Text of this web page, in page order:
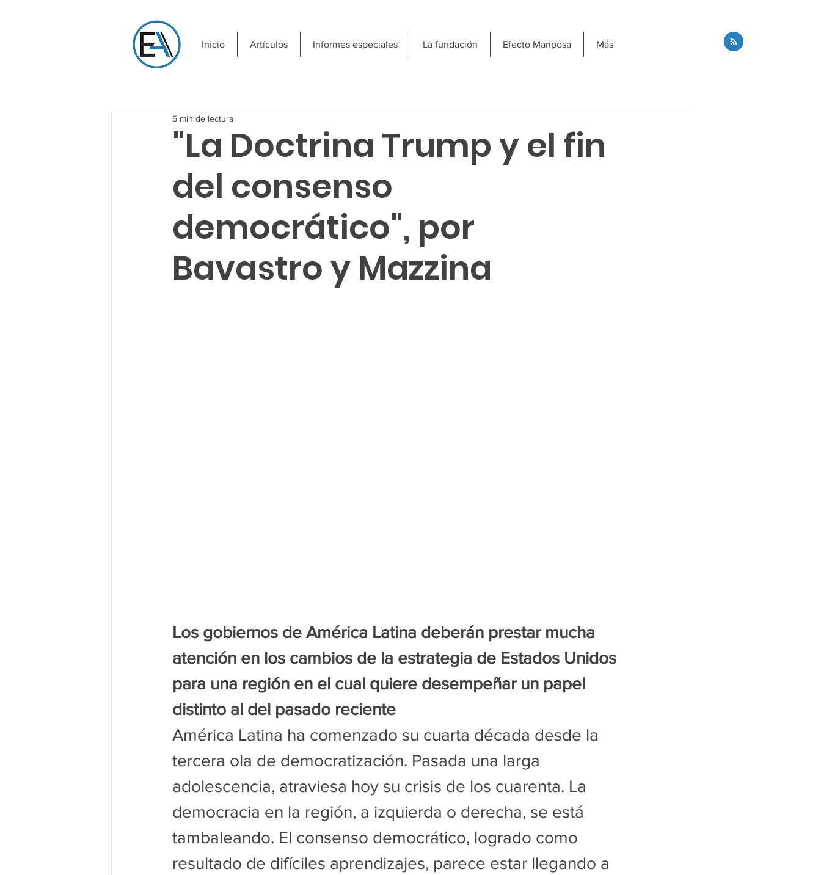
Inicio Artículos Informes especiales La fundación Efecto Mariposa Más
"La Doctrina Trump y el fin
del consenso
democrático", por
Bavastro y Mazzina
5 min de lectura
Los gobiernos de América Latina deberán prestar mucha
atención en los cambios de la estrategia de Estados Unidos
para una región en el cual quiere desempeñar un papel
distinto al del pasado reciente
América Latina ha comenzado su cuarta década desde la
tercera ola de democratización. Pasada una larga
adolescencia, atraviesa hoy su crisis de los cuarenta. La
democracia en la región, a izquierda o derecha, se está
tambaleando. El consenso democrático, logrado como
resultado de difíciles aprendizajes, parece estar llegando a